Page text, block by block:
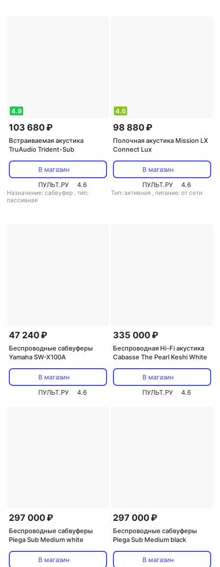
4.9
103 680 ₽
Встраиваемая акустика
TruAudio Trident-Sub
В магазин
ПУЛЬТ.РУ
4.6
Назначение: сабвуфер , тип:
пассивная
4.6
98 880 ₽
Полочная акустика Mission LX
Connect Lux
В магазин
ПУЛЬТ.РУ
4.6
Тип: активная , питание: от сети
47 240 ₽
Беспроводные сабвуферы
Yamaha SW-X100A
В магазин
ПУЛЬТ.РУ
4.6
335 000 ₽
Беспроводная Hi-Fi акустика
Cabasse The Pearl Keshi White
В магазин
ПУЛЬТ.РУ
4.6
297 000 ₽
Беспроводные сабвуферы
Piega Sub Medium white
В магазин
297 000 ₽
Беспроводные сабвуферы
Piega Sub Medium black
В магазин